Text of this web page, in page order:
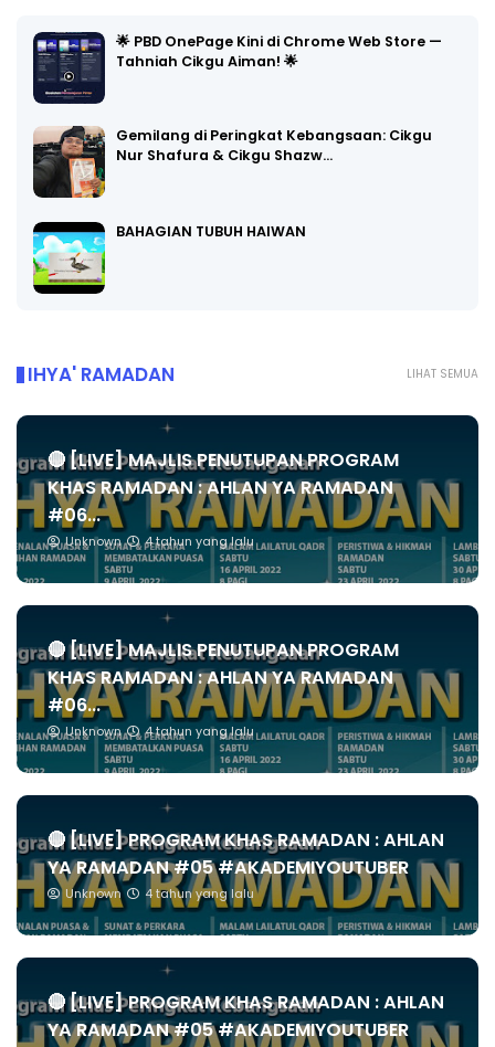
🌟 PBD OnePage Kini di Chrome Web Store —
Tahniah Cikgu Aiman! 🌟
Gemilang di Peringkat Kebangsaan: Cikgu
Nur Shafura & Cikgu Shazw…
BAHAGIAN TUBUH HAIWAN
LIHAT SEMUA
IHYA' RAMADAN
🔴 [LIVE] MAJLIS PENUTUPAN PROGRAM
KHAS RAMADAN : AHLAN YA RAMADAN
#06...
Unknown 4 tahun yang lalu
🔴 [LIVE] MAJLIS PENUTUPAN PROGRAM
KHAS RAMADAN : AHLAN YA RAMADAN
#06...
Unknown 4 tahun yang lalu
🔴 [LIVE] PROGRAM KHAS RAMADAN : AHLAN
YA RAMADAN #05 #AKADEMIYOUTUBER
Unknown 4 tahun yang lalu
🔴 [LIVE] PROGRAM KHAS RAMADAN : AHLAN
YA RAMADAN #05 #AKADEMIYOUTUBER